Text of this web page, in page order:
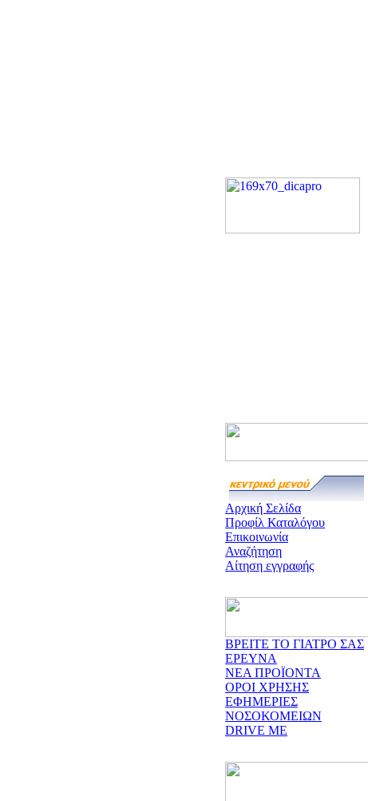
Αρχική Σελίδα
Προφίλ Καταλόγου
Επικοινωνία
Αναζήτηση
Αίτηση εγγραφής
ΒΡΕΙΤΕ ΤΟ ΓΙΑΤΡΟ ΣΑΣ
ΕΡΕΥΝΑ
ΝΕΑ ΠΡΟΪΟΝΤΑ
ΟΡΟΙ ΧΡΗΣΗΣ
ΕΦΗΜΕΡΙΕΣ
ΝΟΣΟΚΟΜΕΙΩΝ
DRIVE ME